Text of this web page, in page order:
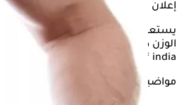
إعلان
يستعرض "الكونسلتو" في التقرير
الوزن دون خسارة العضلات
of india".
مواضيع ذات صلة